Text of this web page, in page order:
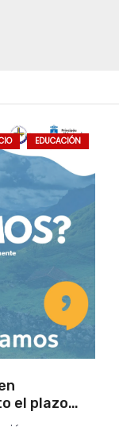
EDUCACIÓN
el plazo